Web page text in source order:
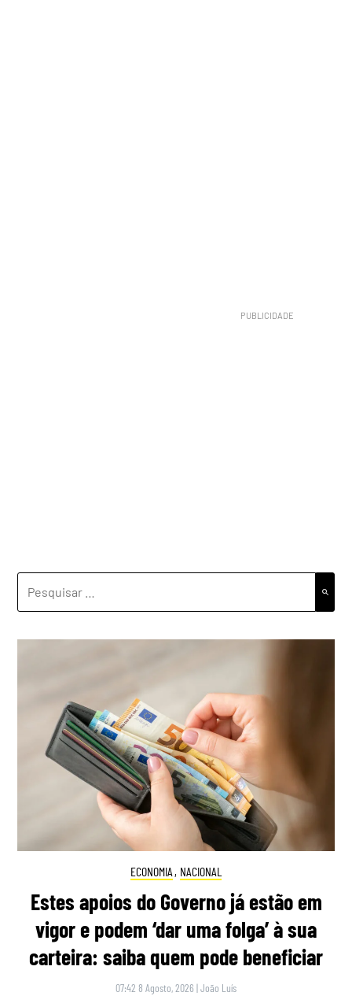
ECONOMIA , NACIONAL
Estes apoios do Governo já estão em
vigor e podem ‘dar uma folga’ à sua
carteira: saiba quem pode beneficiar
07:42 8 Agosto, 2026 |João Luís